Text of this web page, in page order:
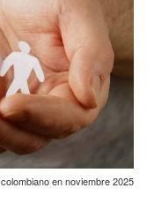
en noviembre 2025